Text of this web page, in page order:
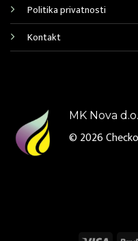
Politika privatnosti
Kontakt
MK Nova
© 2026